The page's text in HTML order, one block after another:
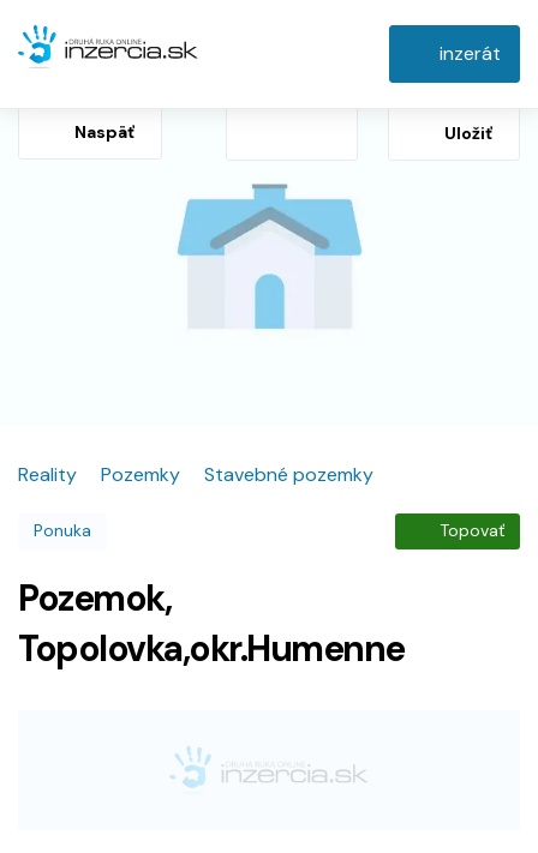
inzerát
Naspäť Uložiť
Reality Pozemky Stavebné pozemky
Ponuka Topovať
Pozemok,
Topolovka,okr.Humenne